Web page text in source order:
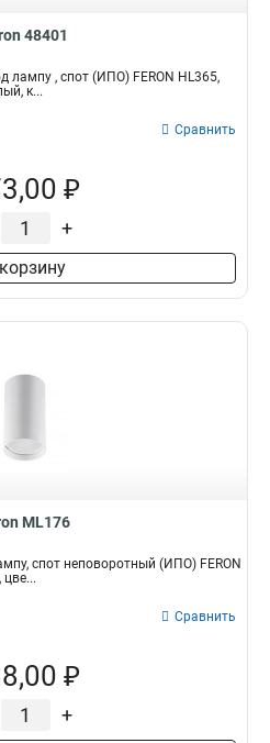
48401
лампу , спот (ИПО) FERON HL365,
к...
Сравнить
₽
+
ML176
спот неповоротный (ИПО) FERON
цве...
Сравнить
₽
+